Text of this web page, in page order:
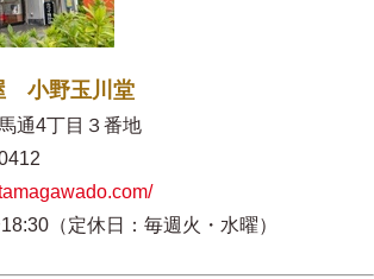
小野玉川堂
通4丁目３番地
（定休日：毎週火・水曜）